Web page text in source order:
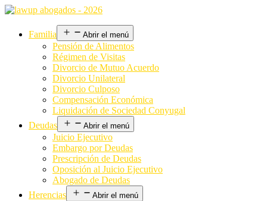
Familia Abrir el menú
Pensión de Alimentos
Régimen de Visitas
Divorcio de Mutuo Acuerdo
Divorcio Unilateral
Divorcio Culposo
Compensación Económica
Liquidación de Sociedad Conyugal
Deudas
Abrir el menú
Juicio Ejecutivo
Embargo por Deudas
Prescripción de Deudas
Oposición al Juicio Ejecutivo
Abogado de Deudas
Herencias
Abrir el menú